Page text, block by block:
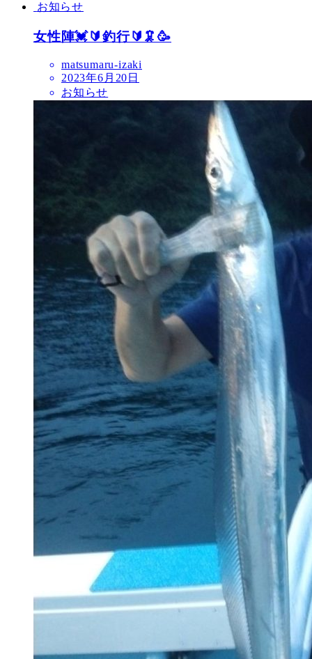
お知らせ
女性陣💓🔰釣行🔰🦑🥳
matsumaru-izaki
2023年6月20日
お知らせ